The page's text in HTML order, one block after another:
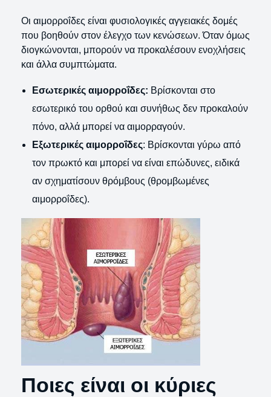
Οι αιμορροΐδες είναι φυσιολογικές αγγειακές δομές
που βοηθούν στον έλεγχο των κενώσεων. Όταν όμως
διογκώνονται, μπορούν να προκαλέσουν ενοχλήσεις
και άλλα συμπτώματα.
Εσωτερικές αιμορροΐδες: Βρίσκονται στο
εσωτερικό του ορθού και συνήθως δεν προκαλούν
πόνο, αλλά μπορεί να αιμορραγούν.
Εξωτερικές αιμορροΐδες: Βρίσκονται γύρω από
τον πρωκτό και μπορεί να είναι επώδυνες, ειδικά
αν σχηματίσουν θρόμβους (θρομβωμένες
αιμορροΐδες).
Ποιες είναι οι κύριες